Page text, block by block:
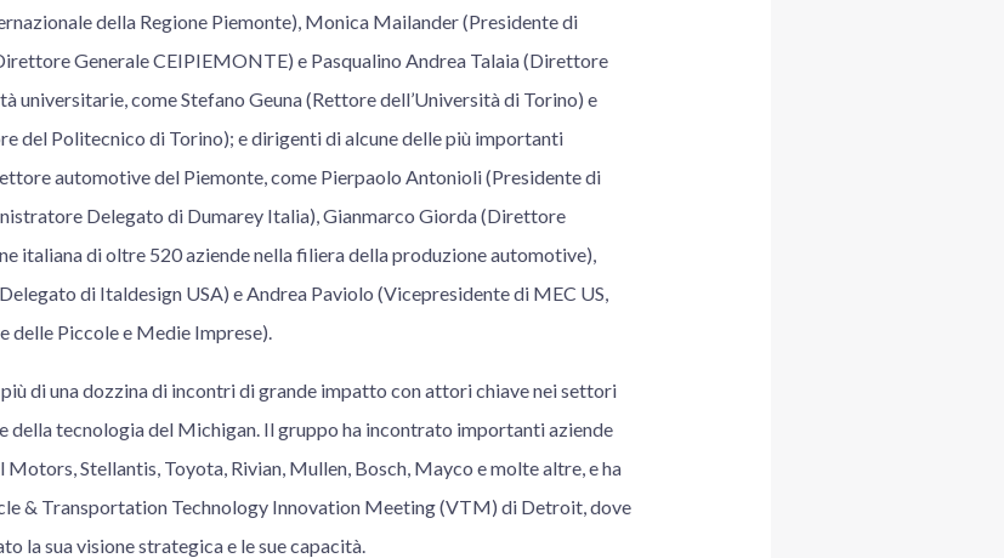
della Regione Piemonte), Monica Mailander (Presidente di
Generale CEIPIEMONTE) e Pasqualino Andrea Talaia (Direttore
universitarie, come Stefano Geuna (Rettore dell’Università di Torino) e
del Politecnico di Torino); e dirigenti di alcune delle più importanti
automotive del Piemonte, come Pierpaolo Antonioli (Presidente di
Delegato di Dumarey Italia), Gianmarco Giorda (Direttore
italiana di oltre 520 aziende nella filiera della produzione automotive),
di Italdesign USA) e Andrea Paviolo (Vicepresidente di MEC US,
delle Piccole e Medie Imprese).
di una dozzina di incontri di grande impatto con attori chiave nei settori
della tecnologia del Michigan. Il gruppo ha incontrato importanti aziende
Stellantis, Toyota, Rivian, Mullen, Bosch, Mayco e molte altre, e ha
& Transportation Technology Innovation Meeting (VTM) di Detroit, dove
la sua visione strategica e le sue capacità.